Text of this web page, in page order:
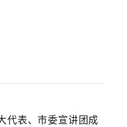
代表、市委宣讲团成